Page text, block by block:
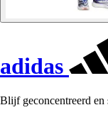
adidas
Blijf geconcentreerd